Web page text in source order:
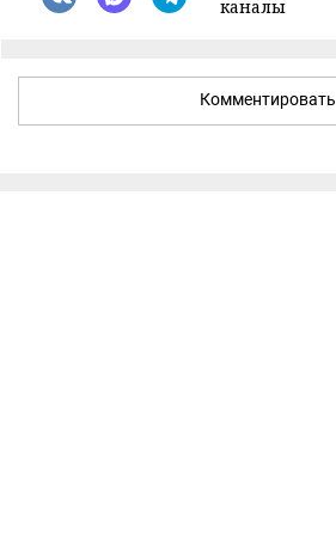
каналы
Комментировать